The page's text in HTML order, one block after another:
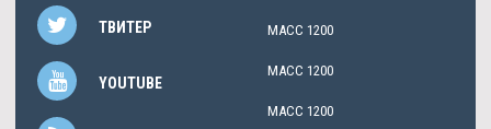
ТВИТЕР
YOUTUBE
МАСС 1200
МАСС 1200
МАСС 1200